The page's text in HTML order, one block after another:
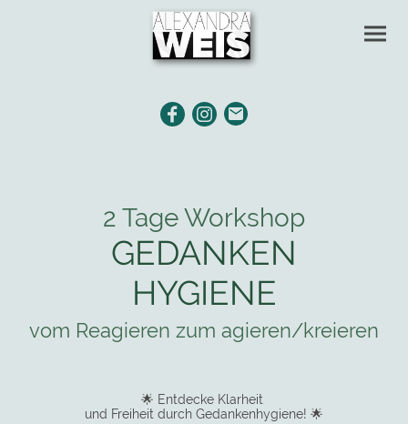
2 Tage Workshop
GEDANKEN
HYGIENE
vom Reagieren zum agieren/kreieren
🌟 Entdecke Klarheit
und Freiheit durch Gedankenhygiene! 🌟